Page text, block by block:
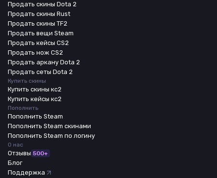
Продать скины Dota 2
Продать скины Rust
Продать скины TF2
Продать вещи Steam
Продать кейсы CS2
Продать нож CS2
Продать аркану Dota 2
Продать сеты Dota 2
Купить скины
Купить скины кс2
Купить кейсы кс2
Пополнить
Пополнить Steam
Пополнить Steam скинами
Пополнить Steam по логину
О нас
Отзывы 500+
Блог
Поддержка